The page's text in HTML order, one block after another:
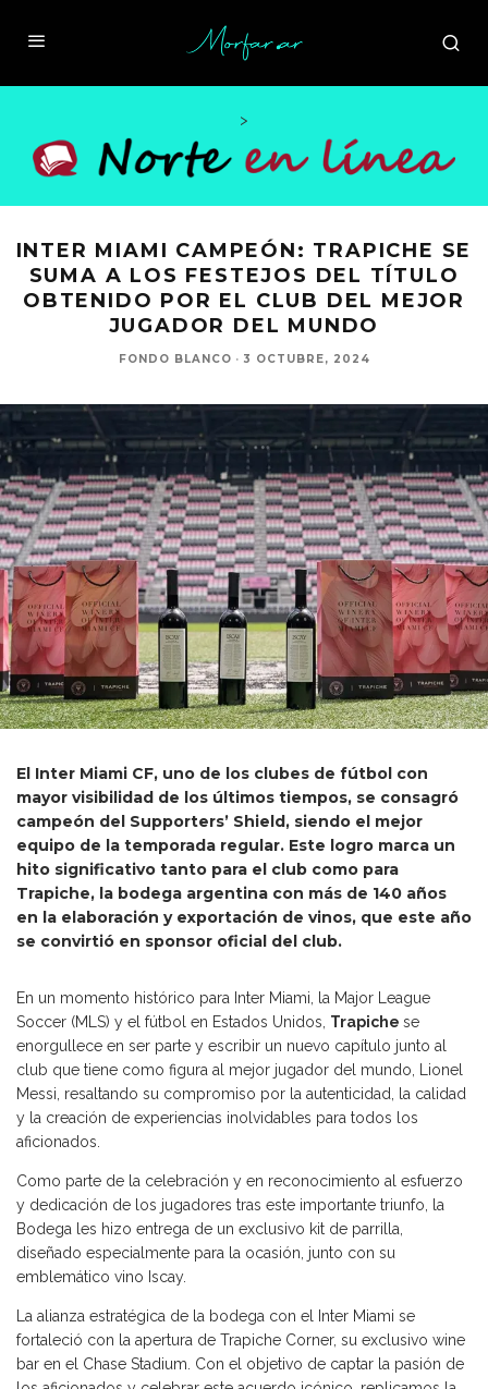
>
INTER MIAMI CAMPEÓN: TRAPICHE SE
SUMA A LOS FESTEJOS DEL TÍTULO
OBTENIDO POR EL CLUB DEL MEJOR
JUGADOR DEL MUNDO
FONDO BLANCO · 3 OCTUBRE, 2024
El Inter Miami CF, uno de los clubes de fútbol con
mayor visibilidad de los últimos tiempos, se consagró
campeón del Supporters’ Shield, siendo el mejor
equipo de la temporada regular. Este logro marca un
hito significativo tanto para el club como para
Trapiche, la bodega argentina con más de 140 años
en la elaboración y exportación de vinos, que este año
se convirtió en sponsor oficial del club.
En un momento histórico para Inter Miami, la Major League
Soccer (MLS) y el fútbol en Estados Unidos, Trapiche se
enorgullece en ser parte y escribir un nuevo capítulo junto al
club que tiene como figura al mejor jugador del mundo, Lionel
Messi, resaltando su compromiso por la autenticidad, la calidad
y la creación de experiencias inolvidables para todos los
aficionados.
Como parte de la celebración y en reconocimiento al esfuerzo
y dedicación de los jugadores tras este importante triunfo, la
Bodega les hizo entrega de un exclusivo kit de parrilla,
diseñado especialmente para la ocasión, junto con su
emblemático vino Iscay.
La alianza estratégica de la bodega con el Inter Miami se
fortaleció con la apertura de Trapiche Corner, su exclusivo wine
bar en el Chase Stadium. Con el objetivo de captar la pasión de